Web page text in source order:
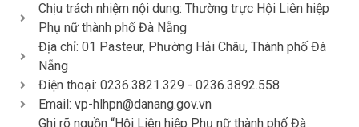
Chịu trách nhiệm nội dung: Thường trực Hội Liên hiệp
Phụ nữ thành phố Đà Nẵng
Địa chỉ: 01 Pasteur, Phường Hải Châu, Thành phố Đà
Nẵng
Điện thoại: 0236.3821.329 - 0236.3892.558
Email: vp-hlhpn@danang.gov.vn
Ghi rõ nguồn “Hội Liên hiệp Phụ nữ thành phố Đà